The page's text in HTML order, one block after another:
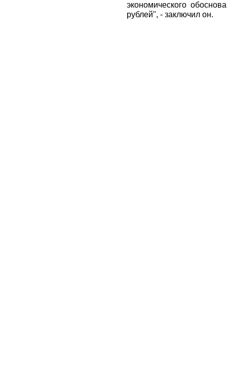
экономического
рублей", - заключил он.